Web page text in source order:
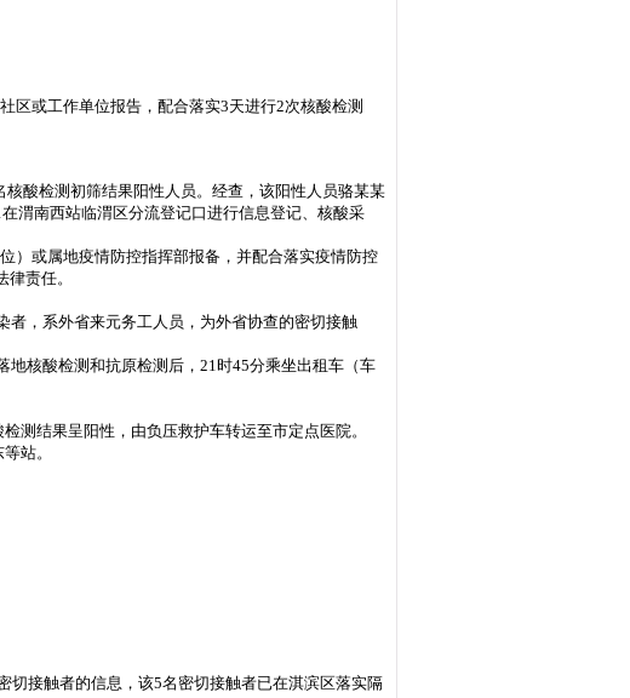
区或工作单位报告，配合落实3天进行2次核酸检测
酸检测初筛结果阳性人员。经查，该阳性人员骆某某
渭南西站临渭区分流登记口进行信息登记、核酸采
）或属地疫情防控指挥部报备，并配合落实疫情防控
责任。
者，系外省来元务工人员，为外省协查的密切接触
地核酸检测和抗原检测后，21时45分乘坐出租车（车
测结果呈阳性，由负压救护车转运至市定点医院。
站。
切接触者的信息，该5名密切接触者已在淇滨区落实隔